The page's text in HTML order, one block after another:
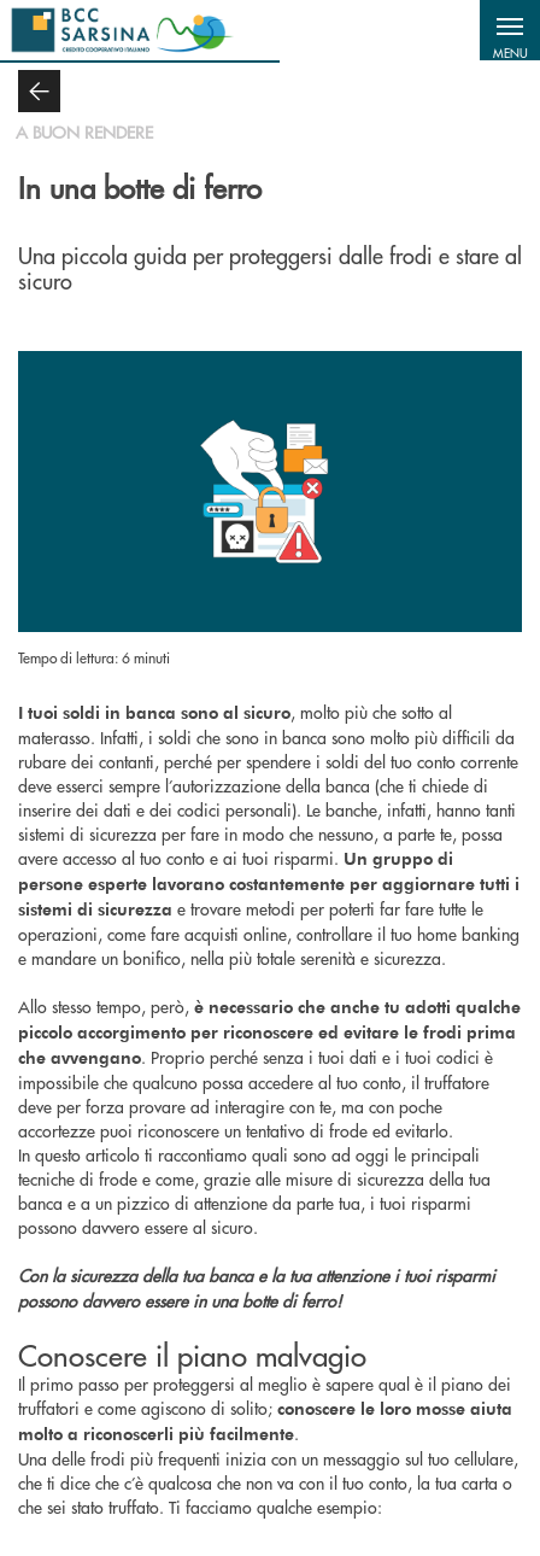
Salta al contenuto principale
MENU
A BUON RENDERE
In una botte di ferro
Una piccola guida per proteggersi dalle frodi e stare al
sicuro
Tempo di lettura: 6 minuti
I tuoi soldi in banca sono al sicuro, molto più che sotto al
materasso. Infatti, i soldi che sono in banca sono molto più difficili da
rubare dei contanti, perché per spendere i soldi del tuo conto corrente
deve esserci sempre l’autorizzazione della banca (che ti chiede di
inserire dei dati e dei codici personali). Le banche, infatti, hanno tanti
sistemi di sicurezza per fare in modo che nessuno, a parte te, possa
avere accesso al tuo conto e ai tuoi risparmi. Un gruppo di
persone esperte lavorano costantemente per aggiornare tutti i
sistemi di sicurezza e trovare metodi per poterti far fare tutte le
operazioni, come fare acquisti online, controllare il tuo home banking
e mandare un bonifico, nella più totale serenità e sicurezza.
Allo stesso tempo, però, è necessario che anche tu adotti qualche
piccolo accorgimento per riconoscere ed evitare le frodi prima
che avvengano. Proprio perché senza i tuoi dati e i tuoi codici è
impossibile che qualcuno possa accedere al tuo conto, il truffatore
deve per forza provare ad interagire con te, ma con poche
accortezze puoi riconoscere un tentativo di frode ed evitarlo.
In questo articolo ti raccontiamo quali sono ad oggi le principali
tecniche di frode e come, grazie alle misure di sicurezza della tua
banca e a un pizzico di attenzione da parte tua, i tuoi risparmi
possono davvero essere al sicuro.
Con la sicurezza della tua banca e la tua attenzione i tuoi risparmi
possono davvero essere in una botte di ferro!
Conoscere il piano malvagio
Il primo passo per proteggersi al meglio è sapere qual è il piano dei
truffatori e come agiscono di solito; conoscere le loro mosse aiuta
molto a riconoscerli più facilmente.
Una delle frodi più frequenti inizia con un messaggio sul tuo cellulare,
che ti dice che c’è qualcosa che non va con il tuo conto, la tua carta o
che sei stato truffato. Ti facciamo qualche esempio: